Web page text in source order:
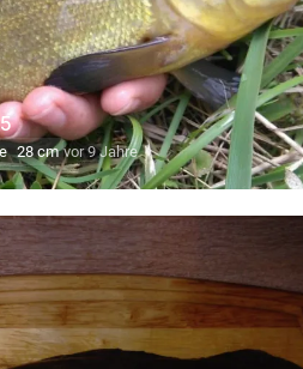
28 cm vor 9 Jahre